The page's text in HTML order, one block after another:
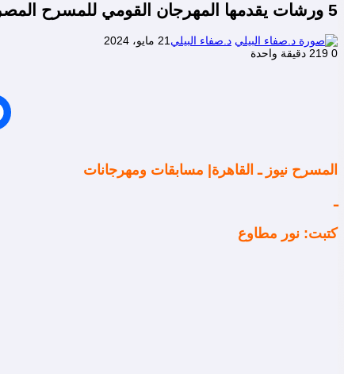
5 ورشات يقدمها المهرجان القومي للمسرح المصري في دورته الـ 17
د.صفاء البيلي 21 مايو، 2024
0
دقيقة واحدة
المسرح نيوز ـ القاهرة| مسابقات ومهرجانات
ـ
كتبت: نور مطاوع